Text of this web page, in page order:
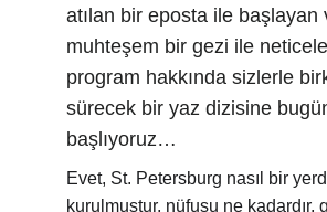
atılan bir eposta ile başlayan
muhteşem bir gezi ile
program hakkında sizlerle
sürecek bir yaz dizisine
başlıyoruz…
Evet, St. Petersburg nasıl bir
kurulmuştur, nüfusu ne kadardır,